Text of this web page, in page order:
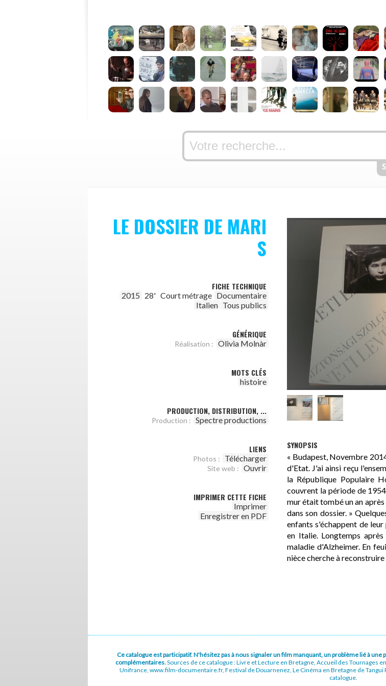
LE DOSSIER DE MARI
S
FICHE TECHNIQUE
2015 28' Court métrage Documentaire
Italien Tous publics
GÉNÉRIQUE
Réalisation : Olivia Molnàr
MOTS CLÉS
histoire
PRODUCTION, DISTRIBUTION, ...
Production : Spectre productions
LIENS
Photos : Télécharger
Site web : Ouvrir
IMPRIMER CETTE FICHE
Imprimer
Enregistrer en PDF
SYNOPSIS
« Budapest, Novembre
d'Etat. J'ai ainsi reçu
la République Populaire
couvrent la période de
mur était tombé un an
dans son dossier. »
enfants s'échappent de
en Italie. Longtemps
maladie d'Alzheimer. En
nièce cherche à reconstruire
Ce catalogue est participatif. N'hésitez pas à nous signaler un film manquant, un problème lié à
complémentaires.Sources de ce catalogue : Livre et Lecture en Bretagne, Accueil des Tournages
Unifrance, www.film-documentaire.fr, Festival de Douarnenez, Le Cinéma en Bretagne de
catalogue.